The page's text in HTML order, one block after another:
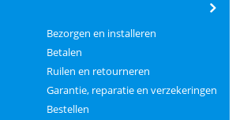
Bezorgen en installeren
Betalen
Ruilen en retourneren
Garantie, reparatie en verzekeringen
Bestellen